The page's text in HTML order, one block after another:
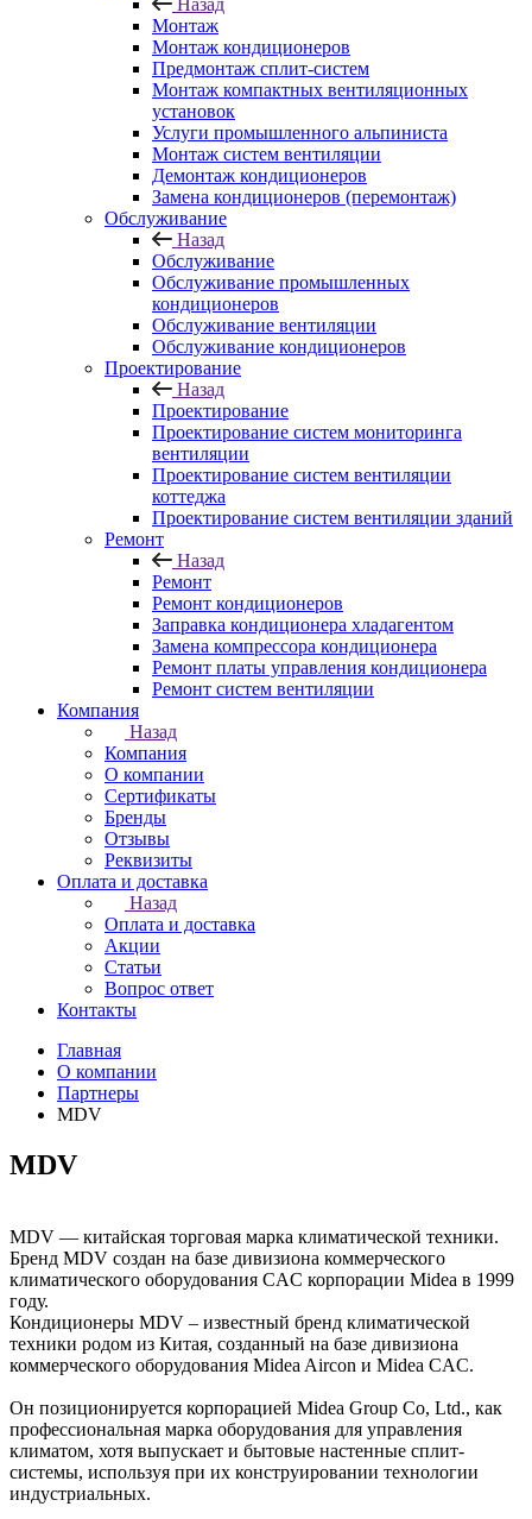
Назад
Монтаж
Монтаж кондиционеров
Предмонтаж сплит-систем
Монтаж компактных вентиляционных
установок
Услуги промышленного альпиниста
Монтаж систем вентиляции
Демонтаж кондиционеров
Замена кондиционеров (перемонтаж)
Обслуживание
Назад
Обслуживание
Обслуживание промышленных
кондиционеров
Обслуживание вентиляции
Обслуживание кондиционеров
Проектирование
Назад
Проектирование
Проектирование систем мониторинга
вентиляции
Проектирование систем вентиляции
коттеджа
Проектирование систем вентиляции зданий
Ремонт
Назад
Ремонт
Ремонт кондиционеров
Заправка кондиционера хладагентом
Замена компрессора кондиционера
Ремонт платы управления кондиционера
Ремонт систем вентиляции
Компания
Назад
Компания
О компании
Сертификаты
Бренды
Отзывы
Реквизиты
Оплата и доставка
Назад
Оплата и доставка
Акции
Статьи
Вопрос ответ
Контакты
Главная
О компании
Партнеры
MDV
MDV
MDV — китайская торговая марка климатической техники.
Бренд MDV создан на базе дивизиона коммерческого
климатического оборудования CAC корпорации Midea в 1999
году.
Кондиционеры MDV – известный бренд климатической
техники родом из Китая, созданный на базе дивизиона
коммерческого оборудования Midea Aircon и Midea CAC.
Он позиционируется корпорацией Midea Group Co, Ltd., как
профессиональная марка оборудования для управления
климатом, хотя выпускает и бытовые настенные сплит-
системы, используя при их конструировании технологии
индустриальных.